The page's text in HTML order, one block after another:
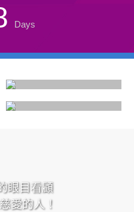
Days
眼目看顧
愛的人！
告如香陳
祈求，如
必憑你豐
；我必存